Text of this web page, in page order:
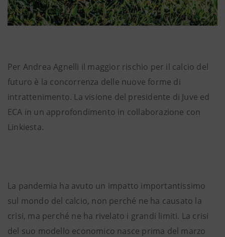
Per Andrea Agnelli il maggior rischio per il calcio del
futuro è la concorrenza delle nuove forme di
intrattenimento. La visione del presidente di Juve ed
ECA in un approfondimento in collaborazione con
Linkiesta.
La pandemia ha avuto un impatto importantissimo
sul mondo del calcio, non perché ne ha causato la
crisi, ma perché ne ha rivelato i grandi limiti. La crisi
del suo modello economico nasce prima del marzo